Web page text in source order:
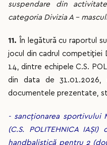
suspendare din
categoria Divizia A –
11.
În legătură cu raportul
jocul din cadrul competiției
14, dintre echipele C.S.
din data de 31.01.2026,
documentele prezentate,
- sancționarea sportivului
(C.S. POLITEHNICA
handbalistică pentru 2